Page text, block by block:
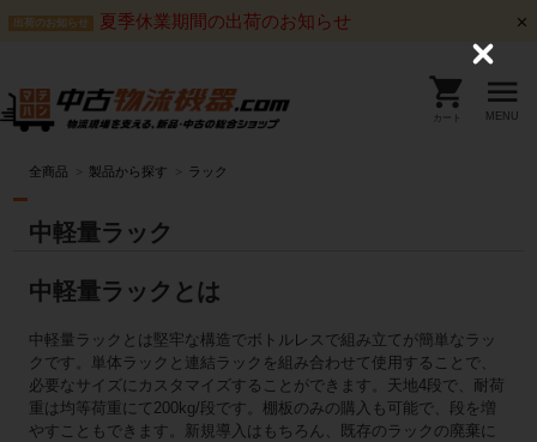
出荷のお知らせ 夏季休業期間の出荷のお知らせ
カート MENU
全商品 製品から探す ラック
中軽量ラック
中軽量ラックとは
中軽量ラックとは堅牢な構造でボトルレスで組み立てが簡単なラッ
クです。単体ラックと連結ラックを組み合わせて使用することで、
必要なサイズにカスタマイズすることができます。天地4段で、耐荷
重は均等荷重にて200kg/段です。棚板のみの購入も可能で、段を増
やすこともできます。新規導入はもちろん、既存のラックの廃棄に
C
o
s